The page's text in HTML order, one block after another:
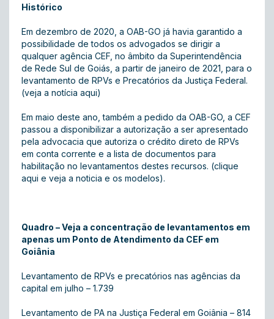
Histórico
Em dezembro de 2020, a OAB-GO já havia garantido a
possibilidade de todos os advogados se dirigir a
qualquer agência CEF, no âmbito da Superintendência
de Rede Sul de Goiás, a partir de janeiro de 2021, para o
levantamento de RPVs e Precatórios da Justiça Federal.
(veja a notícia aqui)
Em maio deste ano, também a pedido da OAB-GO, a CEF
passou a disponibilizar a autorização a ser apresentado
pela advocacia que autoriza o crédito direto de RPVs
em conta corrente e a lista de documentos para
habilitação no levantamentos destes recursos. (clique
aqui e veja a noticia e os modelos).
Quadro – Veja a concentração de levantamentos em
apenas um Ponto de Atendimento da CEF em
Goiânia
Levantamento de RPVs e precatórios nas agências da
capital em julho – 1.739
Levantamento de PA na Justiça Federal em Goiânia – 814